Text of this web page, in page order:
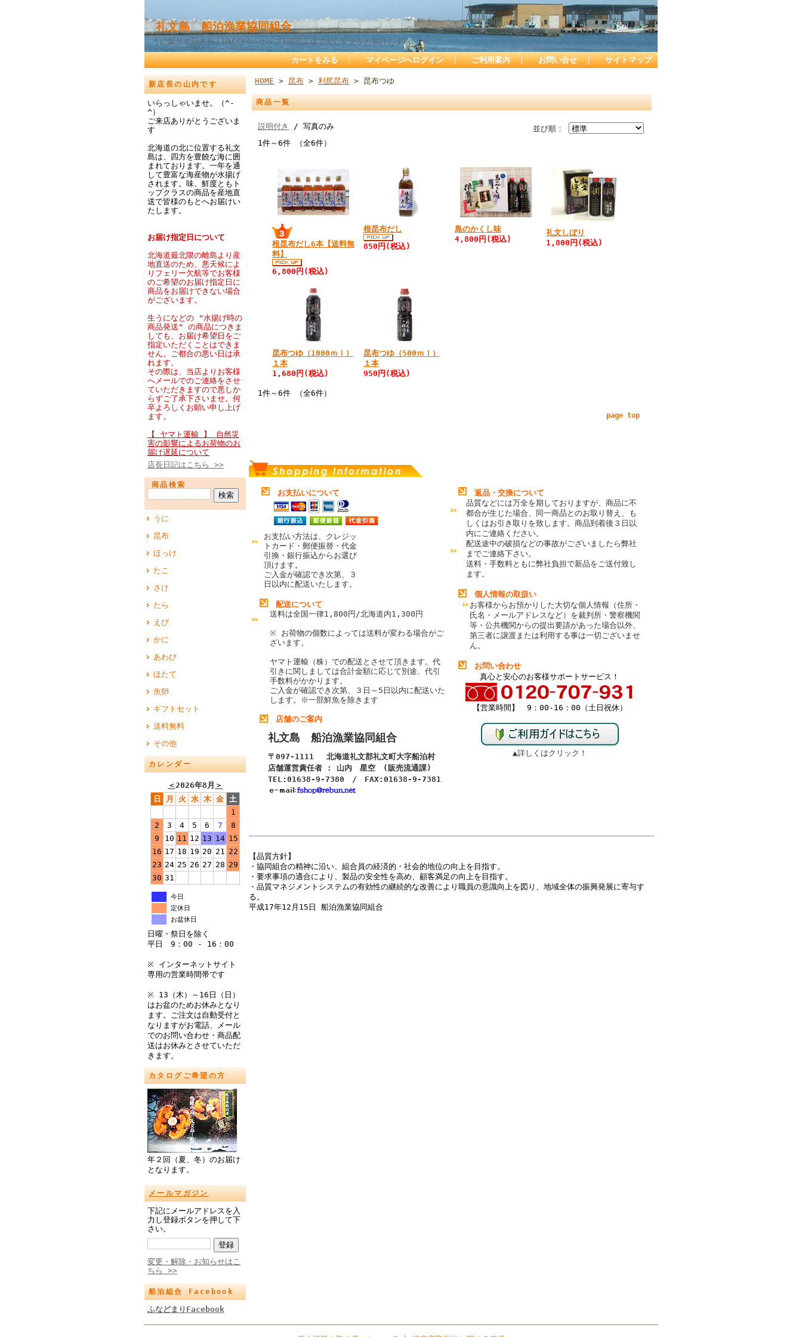
礼文島 船泊漁業協同組合
うに製品で日本初！HACCP(ハサップ)認定工場で安心安全をお届けします
カートをみる ｜ マイページへログイン ｜ ご利用案内 ｜ お問い合せ ｜ サイトマップ
新店長の山内です
いらっしゃいませ。（^-
^）
ご来店ありがとうございま
す
北海道の北に位置する礼文
島は、四方を豊饒な海に囲
まれております。一年を通
して豊富な海産物が水揚げ
されます。味、鮮度ともト
ップクラスの商品を産地直
送で皆様のもとへお届けい
たします。
お届け指定日について
北海道最北限の離島より産
地直送のため、悪天候によ
りフェリー欠航等でお客様
のご希望のお届け指定日に
商品をお届けできない場合
がございます。
生うになどの "水揚げ時の
商品発送" の商品につきま
しても、お届け希望日をご
指定いただくことはできま
せん。ご都合の悪い日は承
れます。
その際は、当店よりお客様
へメールでのご連絡をさせ
ていただきますので悪しか
らずご了承下さいませ。何
卒よろしくお願い申し上げ
ます。
【 ヤマト運輸 】 自然災
害の影響によるお荷物のお
届け遅延について
店長日記はこちら >>
商品検索
うに
昆布
ほっけ
たこ
さけ
たら
えび
かに
あわび
ほたて
魚卵
ギフトセット
送料無料
その他
カレンダー
＜2026年8月 ＞
日
月 火 水 木 金 土
1
2
3 4 5 6 7
8
9
10 11 12 13 14 15
16 17 18 19 20 21 22
23 24 25 26 27 28 29
30 31
今日
定休日
お盆休日
日曜・祭日を除く
平日 9：00 - 16：00
※ インターネットサイト
専用の営業時間帯です
※ 13（木）～16日（日）
はお盆のためお休みとなり
ます。ご注文は自動受付と
なりますがお電話、メール
でのお問い合わせ・商品配
送はお休みとさせていただ
きます。
カタログご希望の方
年２回（夏、冬）のお届け
となります。
メールマガジン
下記にメールアドレスを入
力し登録ボタンを押して下
さい。
変更・解除・お知らせはこ
ちら >>
船泊組合 Facebook
ふなどまりFacebook
HOME > 昆布 > 利尻昆布 > 昆布つゆ
商品一覧
並び順：
説明付き
/ 写真のみ
1件～6件 （全6件）
根昆布だし6本【送料無
料】
6,800円(税込)
根昆布だし
850円(税込)
島のかくし味
4,800円(税込)
礼文しぼり
1,800円(税込)
昆布つゆ（1000ｍｌ）
１本
1,680円(税込)
昆布つゆ（500ｍｌ）
１本
950円(税込)
1件～6件 （全6件）
page top
お支払いについて
お支払い方法は、クレジッ
トカード・郵便振替・代金
引換・銀行振込からお選び
頂けます。
ご入金が確認でき次第、３
日以内に配送いたします。
配送について
送料は全国一律1,800円/北海道内1,300円
※ お荷物の個数によっては送料が変わる場合がご
ざいます。
ヤマト運輸（株）での配送とさせて頂きます。代
引きに関しましては合計金額に応じて別途、代引
手数料がかかります。
ご入金が確認でき次第、３日～5日以内に配送いた
します。
※一部鮮魚を除きます
店舗のご案内
礼文島 船泊漁業協同組合
〒097-1111 北海道礼文郡礼文町大字船泊村
店舗運営責任者 : 山内 星空 (販売流通課)
TEL:01638-9-7380 / FAX:01638-9-7381
返品・交換について
品質などには万全を期しておりますが、商品に不
都合が生じた場合、同一商品とのお取り替え、も
しくはお引き取りを致します。商品到着後３日以
内にご連絡ください。
配送途中の破損などの事故がございましたら弊社
までご連絡下さい。
送料・手数料ともに弊社負担で新品をご送付致し
ます。
個人情報の取扱い
お客様からお預かりした大切な個人情報（住所・
氏名・メールアドレスなど）を裁判所・警察機関
等・公共機関からの提出要請があった場合以外、
第三者に譲渡または利用する事は一切ございませ
ん。
お問い合わせ
真心と安心のお客様サポートサービス！
【営業時間】 9：00-16：00（土日祝休）
▲詳しくはクリック！
【品質方針】
・協同組合の精神に沿い、組合員の経済的・社会的地位の向上を目指す。
・要求事項の適合により、製品の安全性を高め、顧客満足の向上を目指す。
・品質マネジメントシステムの有効性の継続的な改善により職員の意識向上を図り、地域全体の振興発展に寄与す
る。
平成17年12月15日 船泊漁業協同組合